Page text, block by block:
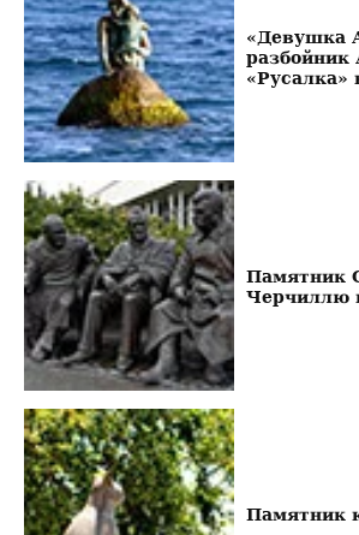
«Девушка
разбойник
«Русалка»
Памятник
Черчиллю
Памятник